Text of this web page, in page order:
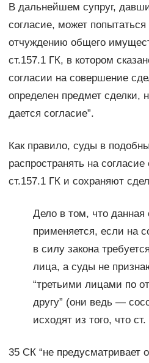
В дальнейшем супруг,
согласие, может попытаться
отчуждению общего
ст.157.1 ГК, в котором
согласии на совершение
определен предмет сделки,
дается согласие”.
Как правило, суды в
распространять на
ст.157.1 ГК и сохраняют
Дело в том, что данная
применяется, если на
в силу закона
лица, а суды не
“третьими лицами по
другу” (они ведь —
исходят из того, что ст.
35 СК “не предусматривает